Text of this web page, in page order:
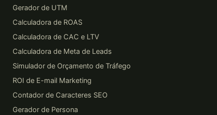
Gerador de UTM
Calculadora de ROAS
Calculadora de CAC e LTV
Calculadora de Meta de Leads
Simulador de Orçamento de Tráfego
ROI de E-mail Marketing
Contador de Caracteres SEO
Gerador de Persona